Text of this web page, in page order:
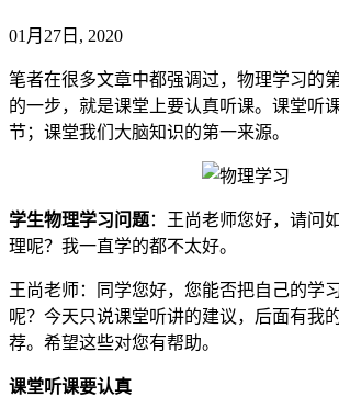
01月27日, 2020
笔者在很多文章中都强调过，物理学习的
的一步，就是课堂上要认真听课。课堂听
节；课堂我们大脑知识的第一来源。
学生物理学习问题：王尚老师您好，请问
理呢？我一直学的都不太好。
王尚老师：同学您好，您能否把自己的学
呢？今天只说课堂听讲的建议，后面有我
荐。希望这些对您有帮助。
课堂听课要认真